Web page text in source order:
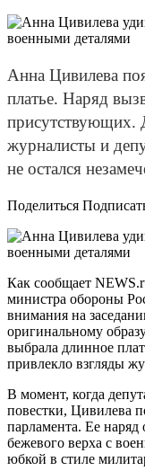
Анна Цивилева
платье. Наряд
присутствующих.
журналисты и
не остался
Поделиться
Как сообщает
министра обороны
внимания на
оригинальному
выбрала длинное
привлекло взгляды
В момент, когда
повестки, Цивилева
парламента. Ее наряд
бежевого верха с
юбкой в стиле